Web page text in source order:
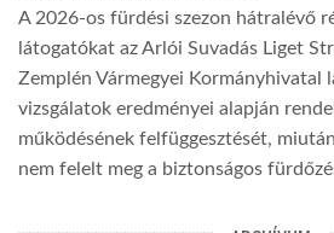
A 2026-os fürdési szezon hátralévő
látogatókat az Arlói Suvadás Liget
Zemplén Vármegyei Kormányhivatal
vizsgálatok eredményei alapján
működésének felfüggesztését,
nem felelt meg a biztonságos